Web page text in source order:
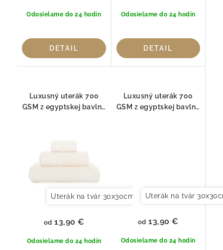
Odosielame do 24 hodín
DETAIL
Odosielame do 24 hodín
DETAIL
Luxusný uterák 700
GSM z egyptskej bavlny
Uterák na tvár 30x30cm Uterák pre hostí
Odosielame do 24 hodín
od 13,90 €
Luxusný uterák 700
GSM z egyptskej bavlny
Uterák na tvár
Odosielame do 24 hodín
od 13,90 €